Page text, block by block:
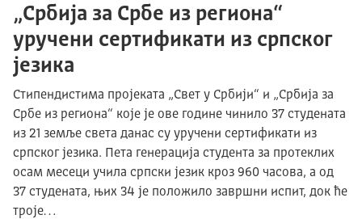
„Србија за Србе из региона“
уручени сертификати из српског
језика
Стипендистима пројеката „Свет у Србији“ и „Србија за
Србе из региона“ које је ове године чинило 37 студената
из 21 земље света данас су уручени сертификати из
српског језика. Пета генерација студента за протеклих
осам месеци учила српски језик кроз 960 часова, а од
37 студената, њих 34 је положило завршни испит, док ће
троје…